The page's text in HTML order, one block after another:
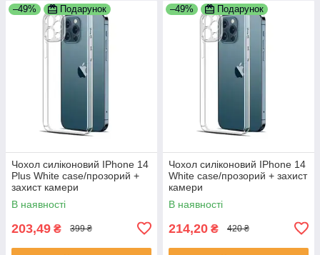
–49% Подарунок
Чохол силіконовий IPhone 14
Plus White case/прозорий +
захист камери
В наявності
203,49 ₴ 399 ₴
–49% Подарунок
Чохол силіконовий IPhone 14
White case/прозорий + захист
камери
В наявності
214,20 ₴ 420 ₴